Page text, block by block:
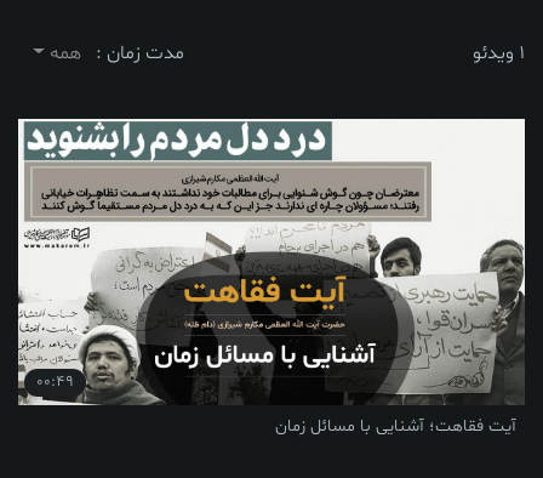
1 ویدئو مدت زمان : همه
00:49
آیت فقاهت؛ آشنایی با مسائل زمان